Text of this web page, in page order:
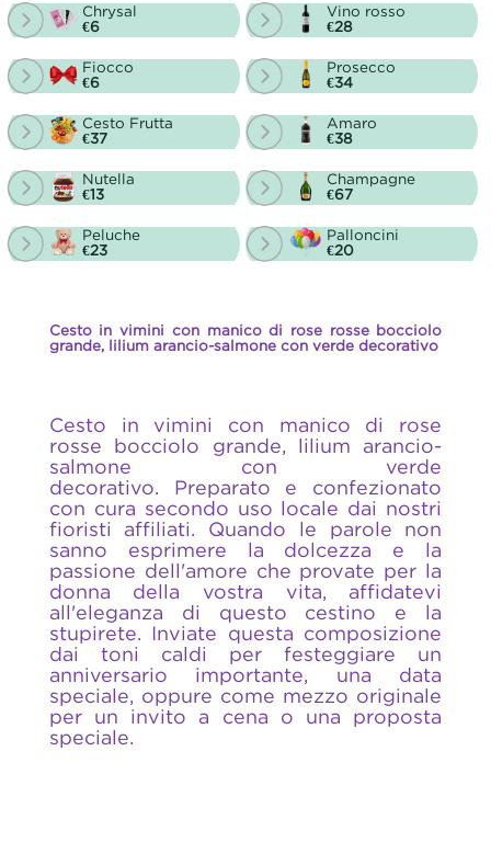
Chrysal
€6
Fiocco
€6
Cesto Frutta
€37
Nutella
€13
Peluche
€23
Vino rosso
€28
Prosecco
€34
Amaro
€38
Champagne
€67
Palloncini
€20
Cesto in vimini con manico di rose rosse bocciolo
grande, lilium arancio-salmone con verde decorativo
Cesto in vimini con manico di rose
rosse bocciolo grande, lilium arancio-
salmone con verde
decorativo. Preparato e confezionato
con cura secondo uso locale dai nostri
fioristi affiliati. Quando le parole non
sanno esprimere la dolcezza e la
passione dell'amore che provate per la
donna della vostra vita, affidatevi
all'eleganza di questo cestino e la
stupirete. Inviate questa composizione
dai toni caldi per festeggiare un
anniversario importante, una data
speciale, oppure come mezzo originale
per un invito a cena o una proposta
speciale.